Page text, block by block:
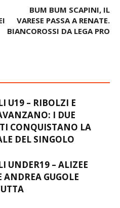
BUM BUM SCAPINI, IL
VARESE PASSA A RENATE.
BIANCOROSSI DA LEGA PRO
U19 – RIBOLZI E
I DUE
CONQUISTANO LA
DEL SINGOLO
UNDER19 – ALIZEE
ANDREA GUGOLE